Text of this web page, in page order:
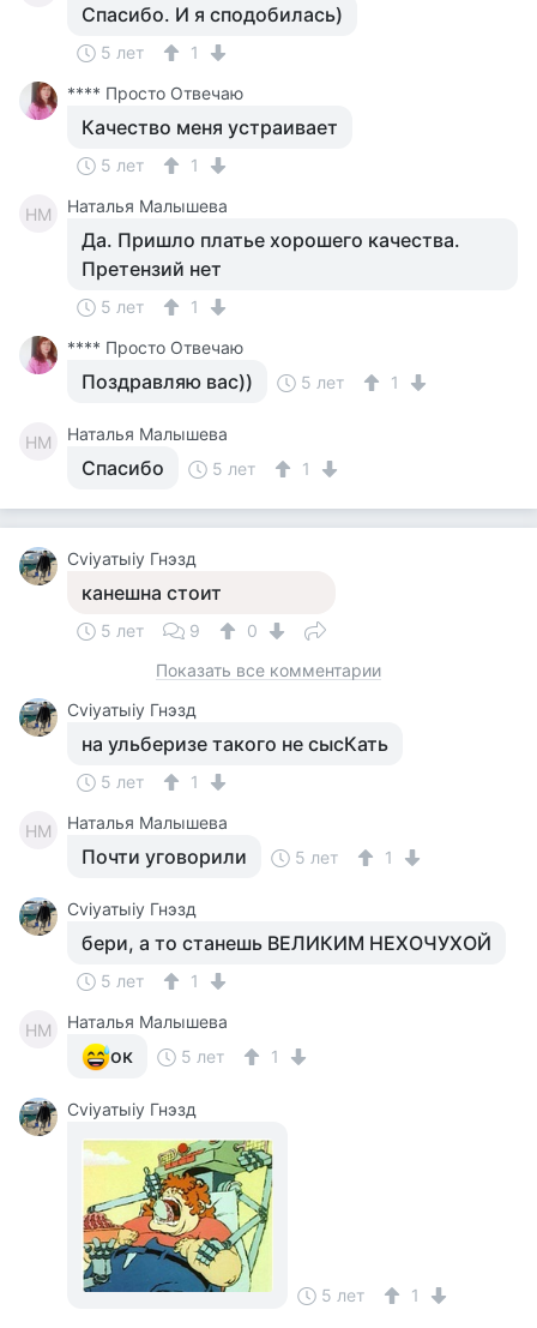
Спасибо. И я сподобилась)
5 лет
1
**** Просто Отвечаю
Качество меня устраивает
5 лет 1
НМ Наталья Малышева
Да. Пришло платье хорошего качества.
Претензий нет
5 лет
1
**** Просто Отвечаю
Поздравляю вас)) 5 лет 1
НМ Наталья Малышева
Спасибо 5 лет 1
Cviyатыiy Гнэзд
канешна стоит
5 лет 9
0
Показать все комментарии
Cviyатыiy Гнэзд
на ульберизе такого не сысКать
5 лет 1
НМ Наталья Малышева
Почти уговорили 5 лет 1
Cviyатыiy Гнэзд
бери, а то станешь ВЕЛИКИМ НЕХОЧУХОЙ
5 лет 1
НМ Наталья Малышева
ок 5 лет 1
Cviyатыiy Гнэзд
5 лет 1